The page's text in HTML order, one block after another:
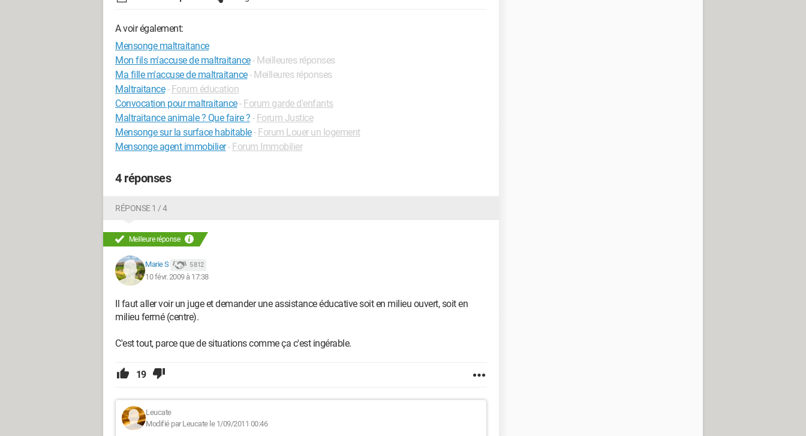
A voir également:
Mensonge maltraitance
Mon fils m'accuse de maltraitance- Meilleures réponses
Ma fille m'accuse de maltraitance- Meilleures réponses
Maltraitance - Forum éducation
Convocation pour maltraitance- Forum garde d'enfants
Maltraitance animale ? Que faire ? - Forum Justice
Mensonge sur la surface habitable- Forum Louer un logement
Mensonge agent immobilier- Forum Immobilier
4 réponses
RÉPONSE 1 / 4
Meilleure réponse
Marie S 5 812
10 févr. 2009 à 17:38
Il faut aller voir un juge et demander une assistance éducative soit en milieu ouvert, soit en
milieu fermé (centre).
C'est tout, parce que de situations comme ça c'est ingérable.
19
Leucate
Modifié par Leucate le 1/09/2011 00:46